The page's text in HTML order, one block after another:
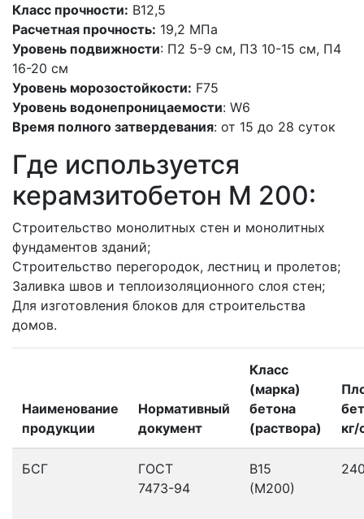
Класс прочности: В12,5
Расчетная прочность: 19,2 МПа
Уровень подвижности: П2 5-9 см, П3 10-15 см, П4
16-20 см
Уровень морозостойкости: F75
Уровень водонепроницаемости: W6
Время полного затвердевания: от 15 до 28 суток
Где используется
керамзитобетон M 200:
Строительство монолитных стен и монолитных
фундаментов зданий;
Строительство перегородок, лестниц и пролетов;
Заливка швов и теплоизоляционного слоя стен;
Для изготовления блоков для строительства
домов.
Наименование
продукции
Нормативный
документ
Класс
(марка)
бетона
(раствора)
кг/
БСГ
ГОСТ
7473-94
В15
(М200)